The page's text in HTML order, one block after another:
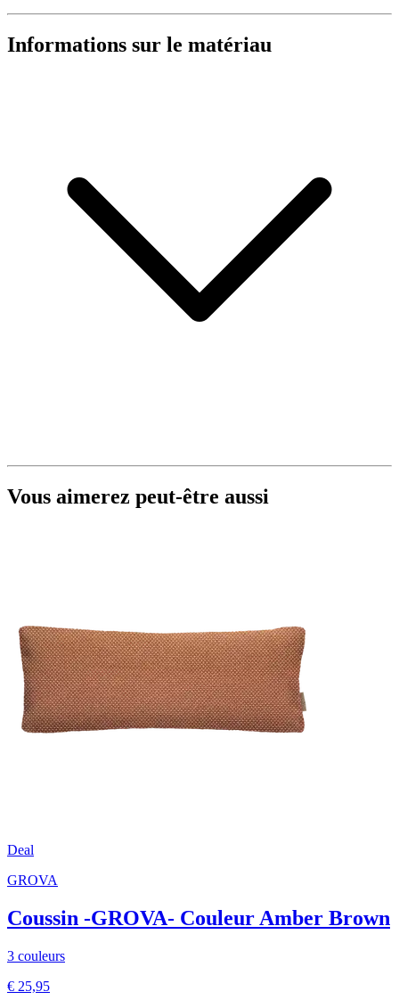
Informations sur le matériau
Vous aimerez peut-être aussi
Deal
GROVA
Coussin -GROVA- Couleur Amber Brown
3 couleurs
€ 25,95